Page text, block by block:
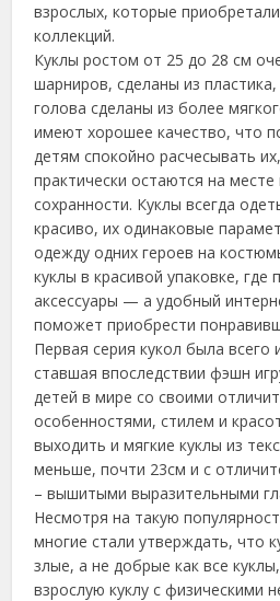
взрослых, которые
коллекций.
Куклы ростом от 25 до 28 см
шарниров, сделаны из
голова сделаны из более
имеют хорошее качество, что
детям спокойно расчесывать
практически остаются на месте
сохранности. Куклы всегда
красиво, их одинаковые
одежду одних героев на
куклы в красивой упаковке, где
аксессуары — а удобный
поможет приобрести
Первая серия кукол была всего
ставшая впоследствии фэшн
детей в мире со своими
особенностями, стилем и
выходить и мягкие куклы из
меньше, почти 23см и с
– вышитыми выразительными
Несмотря на такую
многие стали утверждать, что
злые, а не добрые как все
взрослую куклу с физическими